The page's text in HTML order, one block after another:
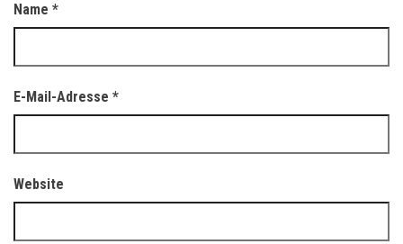
Name *
E-Mail-Adresse *
Website